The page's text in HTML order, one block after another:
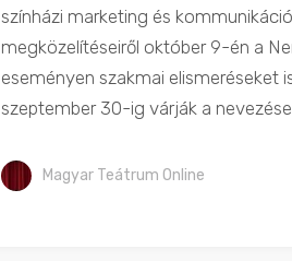
színházi marketing és
megközelítéseiről október 9-én a
eseményen szakmai elismeréseket
szeptember 30-ig várják a
Magyar Teátrum Online